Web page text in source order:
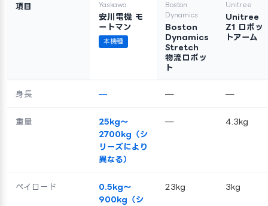
項目 Yaskawa
安川電機 モ
ートマン
本機種
Boston
Dynamics
Boston
Dynamics
Stretch
物流ロボッ
ト
Unitree
Unitree
Z1 ロボッ
トアーム
身長 — — —
重量
25kg〜
2700kg（シ
リーズにより
異なる）
— 4.3kg
ペイロード
0.5kg〜
900kg（シ
23kg 3kg